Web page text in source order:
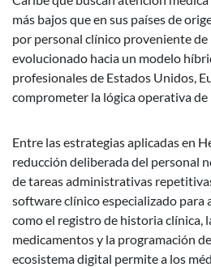
más bajos que en sus países de
por personal clínico proveniente de
evolucionado hacia un modelo
profesionales de Estados Unidos,
comprometer la lógica operativa de
Entre las estrategias aplicadas en
reducción deliberada del personal
de tareas administrativas
software clínico especializado para
como el registro de historia clínica,
medicamentos y la programación
ecosistema digital permite a los